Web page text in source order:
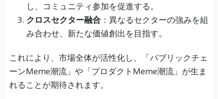
し、コミュニティ参加を促進する。
クロスセクター融合：異なるセクターの強みを組
み合わせ、新たな価値創出を目指す。
これにより、市場全体が活性化し、「パブリックチェ
ーンMeme潮流」や「プロダクトMeme潮流」が生ま
れることが期待されます。